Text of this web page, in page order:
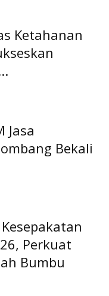
Ketahanan
Jasa
Bekali
Perkuat
Bumbu